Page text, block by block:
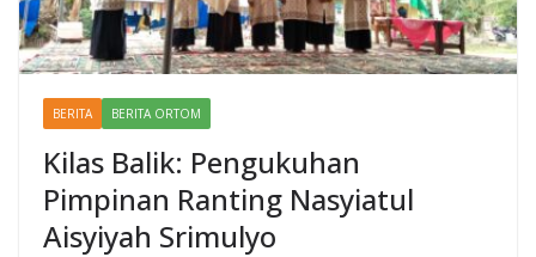
BERITA BERITA ORTOM
Kilas Balik: Pengukuhan
Pimpinan Ranting Nasyiatul
Aisyiyah Srimulyo